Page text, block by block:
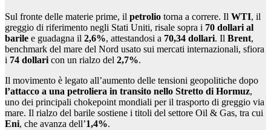
Sul fronte delle materie prime, il petrolio torna a correre. Il WTI, il
greggio di riferimento negli Stati Uniti, risale sopra i 70 dollari al
barile e guadagna il 2,6%, attestandosi a 70,34 dollari. Il Brent,
benchmark del mare del Nord usato sui mercati internazionali, sfiora
i 74 dollari con un rialzo del 2,7%.
Il movimento è legato all’aumento delle tensioni geopolitiche dopo
l’attacco a una petroliera in transito nello Stretto di Hormuz,
uno dei principali chokepoint mondiali per il trasporto di greggio via
mare. Il rialzo del barile sostiene i titoli del settore Oil & Gas, tra cui
Eni, che avanza dell’1,4%.